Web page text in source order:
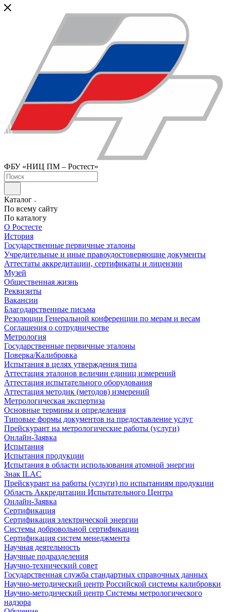
ФБУ «НИЦ ПМ – Ростест»
Каталог
По всему сайту
По каталогу
О Ростесте
История
Государственные первичные эталоны
Учредительные и иные правоудостоверяющие документы
Аттестаты аккредитации, сертификаты и лицензии
Музей
Общественная жизнь
Реквизиты
Вакансии
Благодарственные письма
Резолюции Генеральной конференции по мерам и весам
Соглашения о сотрудничестве
Метрология
Государственные первичные эталоны
Поверка/Калибровка
Испытания в целях утверждения типа
Аттестация эталонов величин единиц измерений
Аттестация испытательного оборудования
Аттестация методик (методов) измерений
Метрологическая экспертиза
Основные термины и определения
Типовые формы документов на предоставление услуг
Прейскурант на метрологические работы (услуги)
Онлайн-Заявка
Испытания
Испытания продукции
Испытания в области использования атомной энергии
Знак ILAC
Прейскурант на работы (услуги) по испытаниям продукции
Область Аккредитации Испытательного Центра
Онлайн-Заявка
Сертификация
Сертификация электрической энергии
Системы добровольной сертификации
Сертификация систем менеджмента
Научная деятельность
Научные подразделения
Научно-технический совет
Государственная служба стандартных справочных данных
Научно-методический центр Российской системы калибровки
Научно-методический центр Системы метрологического
надзора